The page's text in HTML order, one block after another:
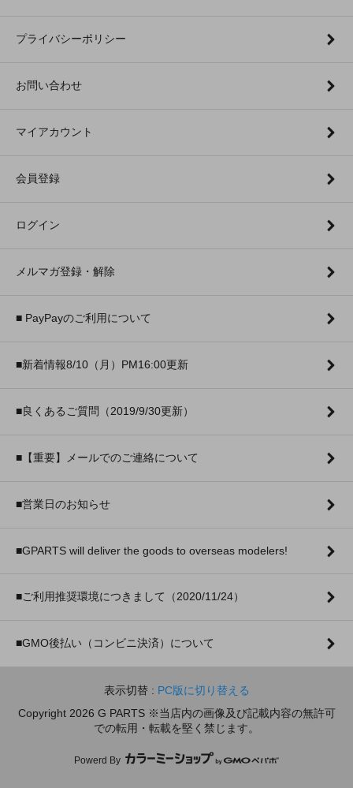
プライバシーポリシー
お問い合わせ
マイアカウント
会員登録
ログイン
メルマガ登録・解除
■ PayPayのご利用について
■新着情報8/10（月）PM16:00更新
■良くあるご質問（2019/9/30更新）
■【重要】メールでのご連絡について
■営業日のお知らせ
■GPARTS will deliver the goods to overseas modelers!
■ご利用推奨環境につきまして（2020/11/24）
■GMO後払い（コンビニ決済）について
表示切替 : PC版に切り替える
Copyright 2026 G PARTS ※当店内の画像及び記載内容の無許可
での転用・転載を堅く禁じます。
Powerd By